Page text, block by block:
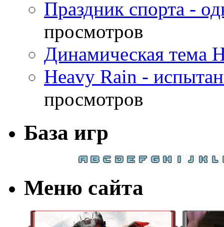
Праздник спорта -
просмотров
Динамическая тема
Heavy Rain -
просмотров
База игр
Меню сайта